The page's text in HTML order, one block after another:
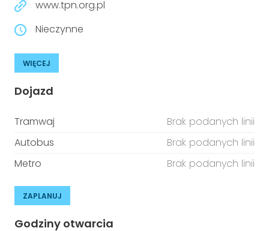
www.tpn.org.pl
Nieczynne
WIĘCEJ
Dojazd
Tramwaj
Brak podanych linii
Autobus
Brak podanych linii
Metro
Brak podanych linii
ZAPLANUJ
Godziny otwarcia